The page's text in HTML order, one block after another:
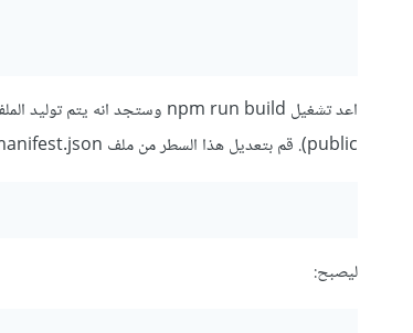
public). قم بتعديل هذا السطر من ملف manifest.json يدويا:
ليصبح: